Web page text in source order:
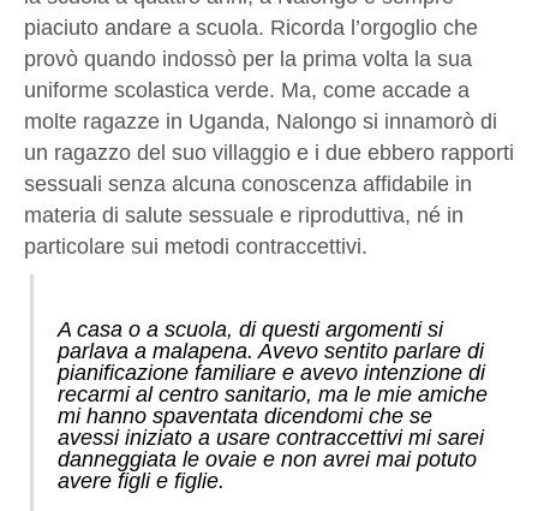
piaciuto andare a scuola. Ricorda l’orgoglio che
provò quando indossò per la prima volta la sua
uniforme scolastica verde. Ma, come accade a
molte ragazze in Uganda, Nalongo si innamorò di
un ragazzo del suo villaggio e i due ebbero rapporti
sessuali senza alcuna conoscenza affidabile in
materia di salute sessuale e riproduttiva, né in
particolare sui metodi contraccettivi.
A casa o a scuola, di questi argomenti si
parlava a malapena. Avevo sentito parlare di
pianificazione familiare e avevo intenzione di
recarmi al centro sanitario, ma le mie amiche
mi hanno spaventata dicendomi che se
avessi iniziato a usare contraccettivi mi sarei
danneggiata le ovaie e non avrei mai potuto
avere figli e figlie.